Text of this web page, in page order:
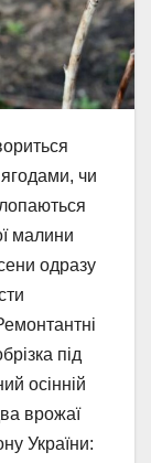
чи
малини
одразу
під
осінній
врожаї
України: